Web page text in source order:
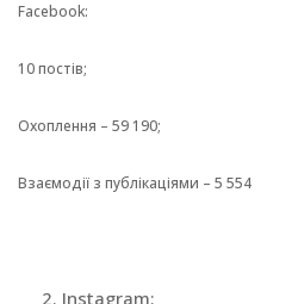
Facebook:
10 постів;
Охоплення – 59 190;
Взаємодії з публікаціями – 5 554
Instagram: